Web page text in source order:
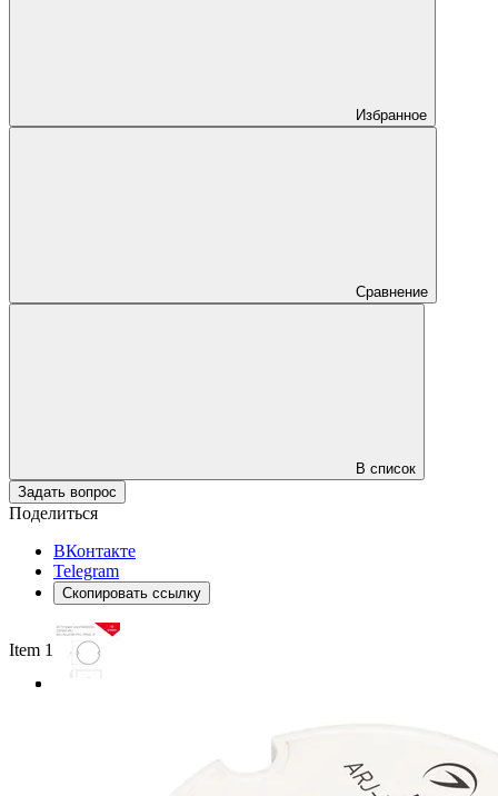
Избранное
Сравнение
В список
Задать вопрос
Поделиться
ВКонтакте
Telegram
Скопировать ссылку
Item 1 of 3